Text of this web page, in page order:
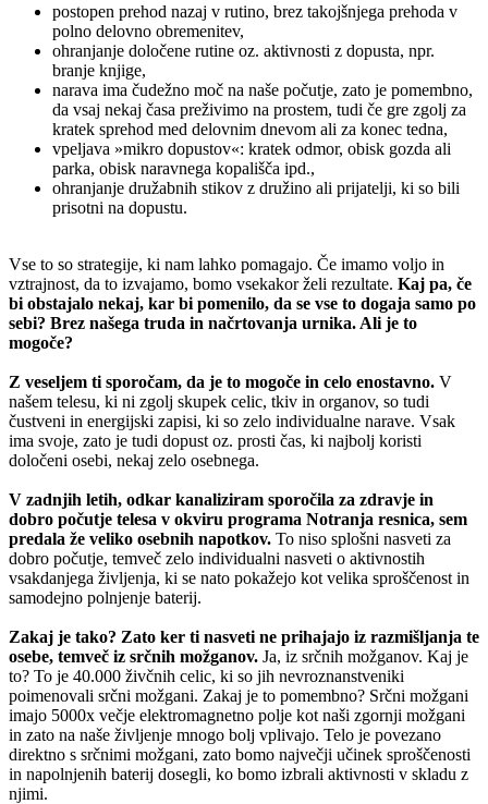
postopen prehod nazaj v rutino, brez takojšnjega prehoda v
polno delovno obremenitev,
ohranjanje določene rutine oz. aktivnosti z dopusta, npr.
branje knjige,
narava ima čudežno moč na naše počutje, zato je pomembno,
da vsaj nekaj časa preživimo na prostem, tudi če gre zgolj za
kratek sprehod med delovnim dnevom ali za konec tedna,
vpeljava »mikro dopustov«: kratek odmor, obisk gozda ali
parka, obisk naravnega kopališča ipd.,
ohranjanje družabnih stikov z družino ali prijatelji, ki so bili
prisotni na dopustu.
Vse to so strategije, ki nam lahko pomagajo. Če imamo voljo in
vztrajnost, da to izvajamo, bomo vsekakor želi rezultate. Kaj pa, če
bi obstajalo nekaj, kar bi pomenilo, da se vse to dogaja samo po
sebi? Brez našega truda in načrtovanja urnika. Ali je to
mogoče?
Z veseljem ti sporočam, da je to mogoče in celo enostavno. V
našem telesu, ki ni zgolj skupek celic, tkiv in organov, so tudi
čustveni in energijski zapisi, ki so zelo individualne narave. Vsak
ima svoje, zato je tudi dopust oz. prosti čas, ki najbolj koristi
določeni osebi, nekaj zelo osebnega.
V zadnjih letih, odkar kanaliziram sporočila za zdravje in
dobro počutje telesa v okviru programa Notranja resnica, sem
predala že veliko osebnih napotkov. To niso splošni nasveti za
dobro počutje, temveč zelo individualni nasveti o aktivnostih
vsakdanjega življenja, ki se nato pokažejo kot velika sproščenost in
samodejno polnjenje baterij.
Zakaj je tako? Zato ker ti nasveti ne prihajajo iz razmišljanja te
osebe, temveč iz srčnih možganov. Ja, iz srčnih možganov. Kaj je
to? To je 40.000 živčnih celic, ki so jih nevroznanstveniki
poimenovali srčni možgani. Zakaj je to pomembno? Srčni možgani
imajo 5000x večje elektromagnetno polje kot naši zgornji možgani
in zato na naše življenje mnogo bolj vplivajo. Telo je povezano
direktno s srčnimi možgani, zato bomo največji učinek sproščenosti
in napolnjenih baterij dosegli, ko bomo izbrali aktivnosti v skladu z
njimi.